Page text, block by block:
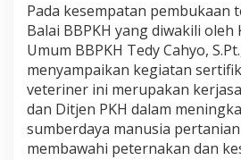
Pada kesempatan pembukaan
Balai BBPKH yang diwakili oleh
Umum BBPKH Tedy Cahyo,
menyampaikan kegiatan
veteriner ini merupakan
dan Ditjen PKH dalam
sumberdaya manusia
membawahi peternakan dan